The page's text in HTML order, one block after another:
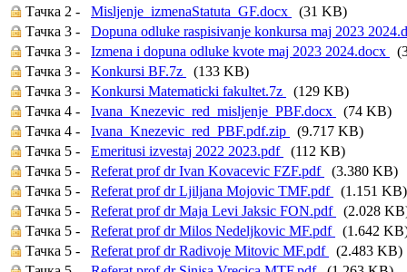
Тачка 2 -
Misljenje_izmenaStatuta_GF.docx
(31 KB)
Тачка 3 -
Dopuna odluke raspisivanje konkursa maj 2023
Тачка 3 -
Izmena i dopuna odluke kvote maj 2023 2024.docx
Тачка 3 -
Konkursi BF.7z
(133 KB)
Тачка 3 -
Konkursi Matematicki fakultet.7z
(129 KB)
Тачка 4 -
Ivana_Knezevic_red_misljenje_PBF.docx
(74 KB)
Тачка 4 -
Ivana_Knezevic_red_PBF.pdf.zip
(9.717 KB)
Тачка 5 -
Emeritusi izvestaj 2022 2023.pdf
(112 KB)
Тачка 5 -
Referat prof dr Ivan Kovacevic FZF.pdf
(3.380 KB)
Тачка 5 -
Referat prof dr Ljiljana Mojovic TMF.pdf
(1.151 KB)
Тачка 5 -
Referat prof dr Maja Levi Jaksic FON.pdf
(2.028
Тачка 5 -
Referat prof dr Milos Nedeljkovic MF.pdf
(1.642
Тачка 5 -
Referat prof dr Radivoje Mitovic MF.pdf
(2.483 KB)